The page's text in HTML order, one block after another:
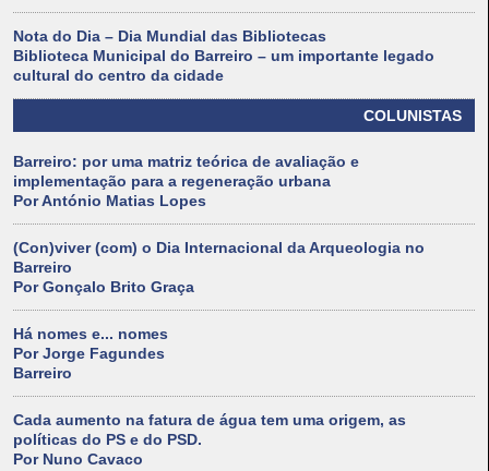
Nota do Dia – Dia Mundial das Bibliotecas
Biblioteca Municipal do Barreiro – um importante legado
cultural do centro da cidade
COLUNISTAS
Barreiro: por uma matriz teórica de avaliação e
implementação para a regeneração urbana
Por António Matias Lopes
(Con)viver (com) o Dia Internacional da Arqueologia no
Barreiro
Por Gonçalo Brito Graça
Há nomes e... nomes
Por Jorge Fagundes
Barreiro
Cada aumento na fatura de água tem uma origem, as
políticas do PS e do PSD.
Por Nuno Cavaco